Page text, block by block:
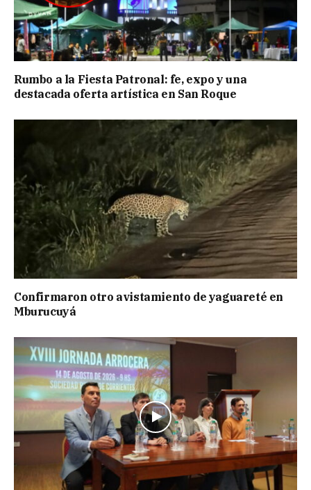
Rumbo a la Fiesta Patronal: fe, expo y una
destacada oferta artística en San Roque
Confirmaron otro avistamiento de yaguareté en
Mburucuyá